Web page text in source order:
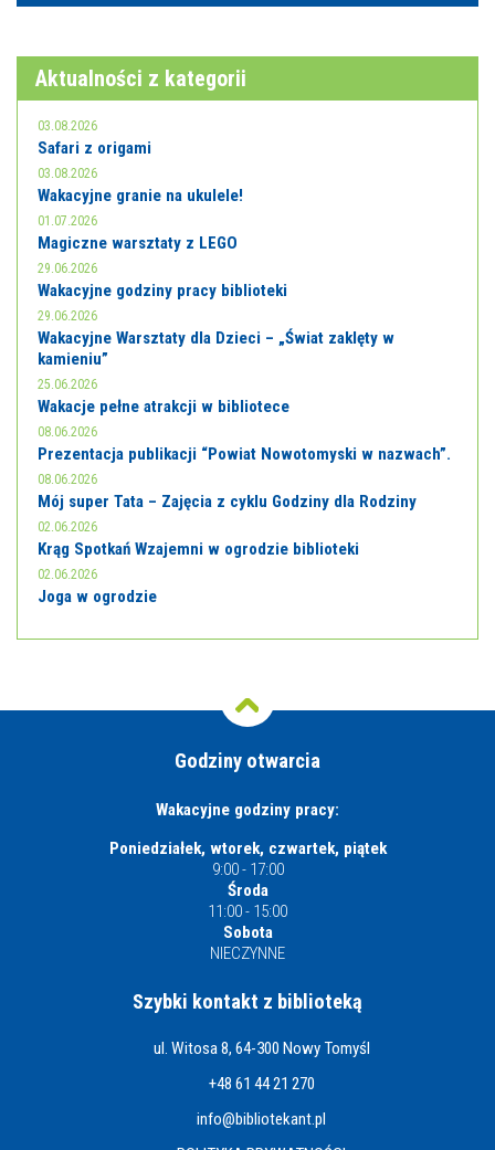
Aktualności z kategorii
03.08.2026
Safari z origami
03.08.2026
Wakacyjne granie na ukulele!
01.07.2026
Magiczne warsztaty z LEGO
29.06.2026
Wakacyjne godziny pracy biblioteki
29.06.2026
Wakacyjne Warsztaty dla Dzieci – „Świat zaklęty w
kamieniu”
25.06.2026
Wakacje pełne atrakcji w bibliotece
08.06.2026
Prezentacja publikacji “Powiat Nowotomyski w nazwach”.
08.06.2026
Mój super Tata – Zajęcia z cyklu Godziny dla Rodziny
02.06.2026
Krąg Spotkań Wzajemni w ogrodzie biblioteki
02.06.2026
Joga w ogrodzie
Godziny otwarcia
Wakacyjne godziny pracy:
Poniedziałek, wtorek, czwartek, piątek
9:00 - 17:00
Środa
11:00 - 15:00
Sobota
NIECZYNNE
Szybki kontakt z biblioteką
ul. Witosa 8, 64-300 Nowy Tomyśl
+48 61 44 21 270
info@bibliotekant.pl